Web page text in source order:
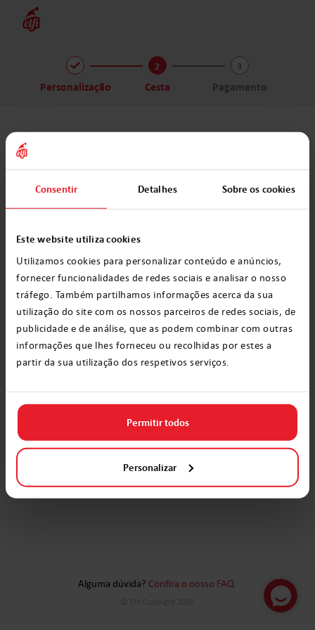
Consentir Detalhes Sobre os cookies
Este website utiliza cookies
Utilizamos cookies para personalizar conteúdo e anúncios,
fornecer funcionalidades de redes sociais e analisar o nosso
tráfego. Também partilhamos informações acerca da sua
utilização do site com os nossos parceiros de redes sociais, de
publicidade e de análise, que as podem combinar com outras
informações que lhes forneceu ou recolhidas por estes a
partir da sua utilização dos respetivos serviços.
Permitir todos
Personalizar
Avançar
conteúdos
Personalização
2
Cesta
3
Pagamento
Sua cesta
Ainda está vazia...crie suaprimeira
mensagem!
Criar vídeo
Alguma dúvida? Confira o nosso FAQ.